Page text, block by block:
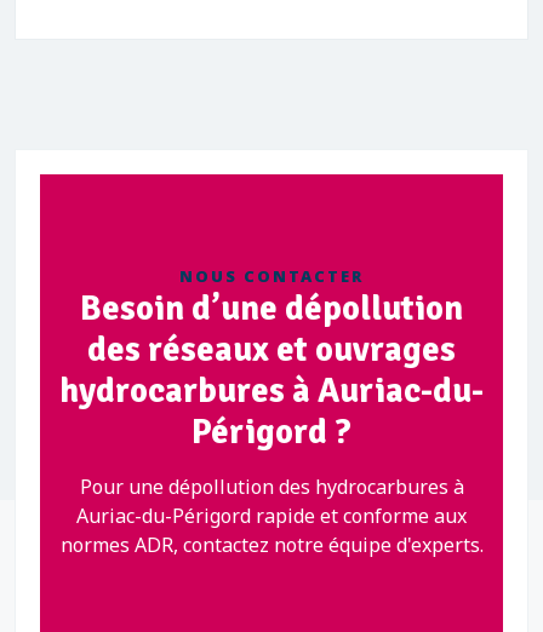
NOUS CONTACTER
Besoin d’une dépollution
des réseaux et ouvrages
hydrocarbures à Auriac-du-
Périgord ?
Pour une dépollution des hydrocarbures à
Auriac-du-Périgord rapide et conforme aux
normes ADR, contactez notre équipe d'experts.